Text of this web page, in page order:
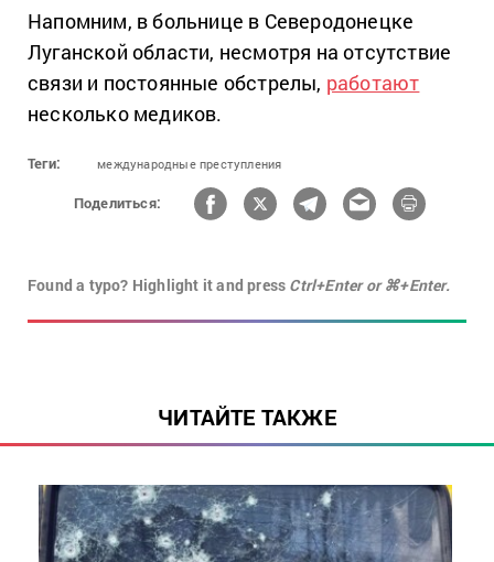
Напомним, в больнице в Северодонецке
Луганской области, несмотря на отсутствие
связи и постоянные обстрелы, работают
несколько медиков.
Теги: международные преступления
Поделиться:
Found a typo? Highlight it and press Ctrl+Enter or ⌘+Enter.
ЧИТАЙТЕ ТАКЖЕ